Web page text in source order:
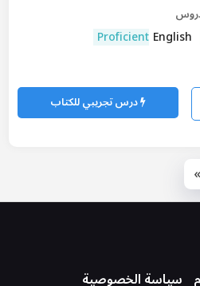
English
Proficient
درس تجريبي للكتاب
»
سياسة الخصوصية